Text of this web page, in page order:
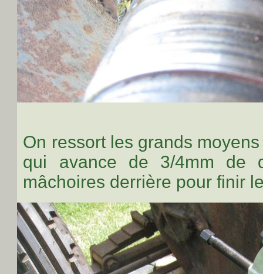
On ressort les grands
qui avance de 3/4mm de
mâchoires derrière pour finir